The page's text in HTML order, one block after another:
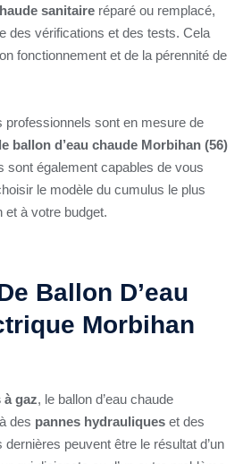
sanitaire réparé ou remplacé,
des vérifications et des tests. Cela
fonctionnement et de la pérennité de
professionnels sont en mesure de
ballon d’eau chaude Morbihan (56)
sont également capables de vous
le modèle du cumulus le plus
et à votre budget.
Ballon D’eau
Morbihan
gaz, le ballon d’eau chaude
des pannes hydrauliques et des
dernières peuvent être le résultat d’un